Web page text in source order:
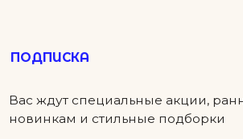
Серьги Футболки
ПОМОЩЬ